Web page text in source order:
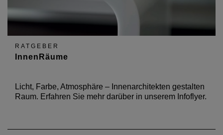
RATGEBER
InnenRäume
Licht, Farbe, Atmosphäre – Innenarchitekten gestalten
Raum. Erfahren Sie mehr darüber in unserem Infoflyer.